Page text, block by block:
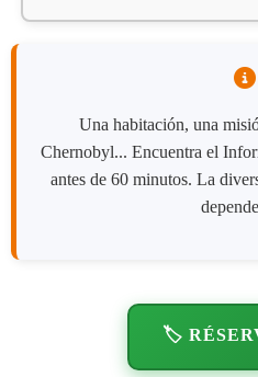
Una habitación, una
Chernobyl... Encuentra el
antes de 60 minutos. La
🏷️